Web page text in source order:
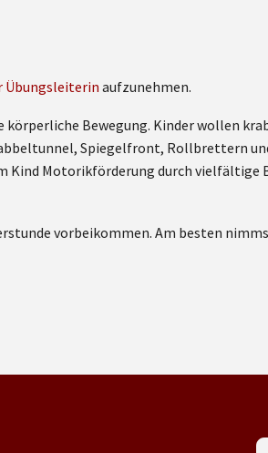
aufzunehmen.
Bewegung. Kinder wollen
Spiegelfront, Rollbrettern
Motorikförderung durch vielfältige
vorbeikommen. Am besten